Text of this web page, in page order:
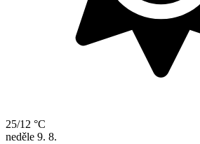
25/12 °C
neděle 9. 8.